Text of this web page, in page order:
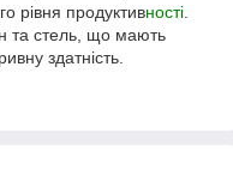
рівня продуктивності
та стель, що мають
здатність.